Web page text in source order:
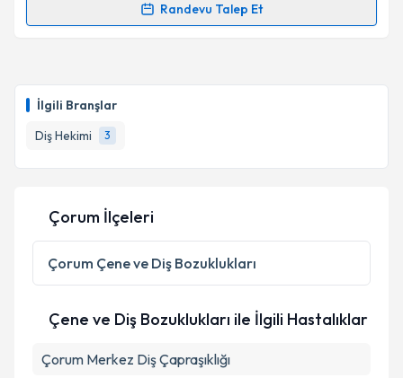
İlgili Branşlar
Diş Hekimi
3
Takvim Talebini Gönder
Randevu Talep Et
Randevu Takvimi Talebi
takvim hazırlandığında e-posta ile bilgilendireceğiz.
E-posta Adresiniz
Kişisel verilerimin işlenmesine ilişkinAydınlatma
Metni
'ni okudum ve kişisel verilerimin belirtilen
kapsamda işlenmesini kabul ediyorum.
Takvim Talebini Gönder
Çorum İlçeleri
Çorum Çene ve Diş Bozuklukları
Çene ve Diş Bozuklukları ile İlgili Hastalıklar
Çorum Merkez Diş Çapraşıklığı